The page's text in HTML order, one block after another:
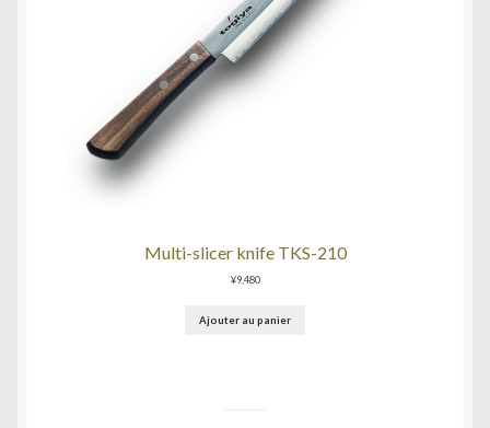
Multi-slicer knife TKS-210
¥9,480
Ajouter au panier